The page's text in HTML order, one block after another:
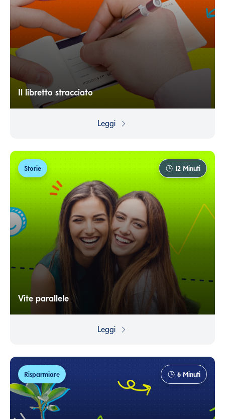
Il libretto stracciato
Oggi esistono diversi strumenti di accumulo del capitale
ma il concetto di risparmio forzoso nasce dall’esigenza
Leggi
Storie 12 Minuti
Vite parallele
Risparmiare dovrebbe essere più semplice se si ha un
Invece non è sempre così: risparmiare è prima di tutto
Leggi
Risparmiare 6 Minuti